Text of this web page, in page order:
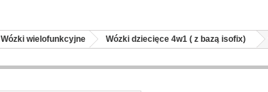
Wózki wielofunkcyjne Wózki dziecięce 4w1 ( z bazą isofix)